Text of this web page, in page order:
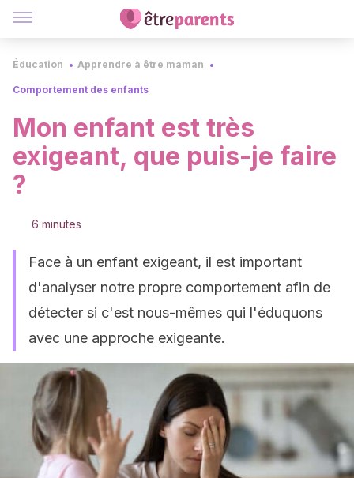
Éducation Apprendre à être maman
Comportement des enfants
Mon enfant est très
exigeant, que puis-je faire
?
6 minutes
Face à un enfant exigeant, il est important
d'analyser notre propre comportement afin de
détecter si c'est nous-mêmes qui l'éduquons
avec une approche exigeante.